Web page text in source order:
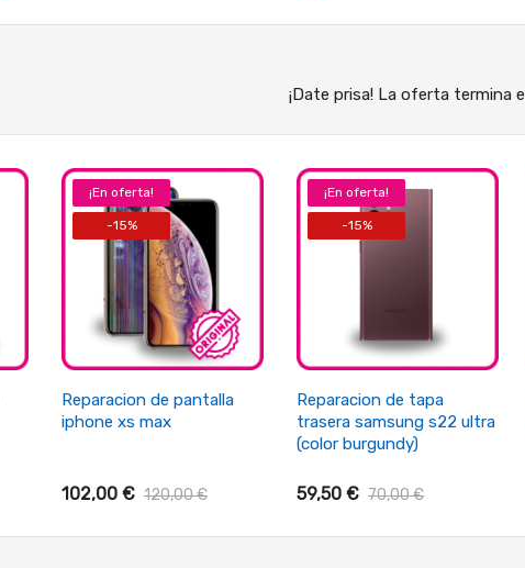
¡Date prisa! La oferta termina
¡En oferta!
-15%
+ Añadir Al Carrito
Reparacion de pantalla
iphone xs max
102,00 € 120,00 €
¡En oferta!
-15%
+ Añadir Al Carrito
Reparacion de tapa
trasera samsung s22 ultra
(color burgundy)
59,50 € 70,00 €